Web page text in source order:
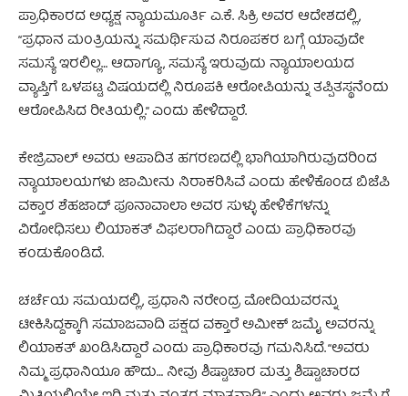
ಪ್ರಾಧಿಕಾರದ ಅಧ್ಯಕ್ಷ ನ್ಯಾಯಮೂರ್ತಿ ಎ.ಕೆ. ಸಿಕ್ರಿ ಅವರ ಆದೇಶದಲ್ಲಿ,
“ಪ್ರಧಾನ ಮಂತ್ರಿಯನ್ನು ಸಮರ್ಥಿಸುವ ನಿರೂಪಕರ ಬಗ್ಗೆ ಯಾವುದೇ
ಸಮಸ್ಯೆ ಇರಲಿಲ್ಲ… ಆದಾಗ್ಯೂ, ಸಮಸ್ಯೆ ಇರುವುದು ನ್ಯಾಯಾಲಯದ
ವ್ಯಾಪ್ತಿಗೆ ಒಳಪಟ್ಟ ವಿಷಯದಲ್ಲಿ ನಿರೂಪಕಿ ಆರೋಪಿಯನ್ನು ತಪ್ಪಿತಸ್ಥನೆಂದು
ಆರೋಪಿಸಿದ ರೀತಿಯಲ್ಲಿ.” ಎಂದು ಹೇಳಿದ್ದಾರೆ.
ಕೇಜ್ರಿವಾಲ್‌ ಅವರು ಆಪಾದಿತ ಹಗರಣದಲ್ಲಿ ಭಾಗಿಯಾಗಿರುವುದರಿಂದ
ನ್ಯಾಯಾಲಯಗಳು ಜಾಮೀನು ನಿರಾಕರಿಸಿವೆ ಎಂದು ಹೇಳಿಕೊಂಡ ಬಿಜೆಪಿ
ವಕ್ತಾರ ಶೆಹಜಾದ್ ಪೂನಾವಾಲಾ ಅವರ ಸುಳ್ಳು ಹೇಳಿಕೆಗಳನ್ನು
ವಿರೋಧಿಸಲು ಲಿಯಾಕತ್ ವಿಫಲರಾಗಿದ್ದಾರೆ ಎಂದು ಪ್ರಾಧಿಕಾರವು
ಕಂಡುಕೊಂಡಿದೆ.
ಚರ್ಚೆಯ ಸಮಯದಲ್ಲಿ, ಪ್ರಧಾನಿ ನರೇಂದ್ರ ಮೋದಿಯವರನ್ನು
ಟೀಕಿಸಿದ್ದಕ್ಕಾಗಿ ಸಮಾಜವಾದಿ ಪಕ್ಷದ ವಕ್ತಾರೆ ಅಮೀಕ್ ಜಮೈ ಅವರನ್ನು
ಲಿಯಾಕತ್ ಖಂಡಿಸಿದ್ದಾರೆ ಎಂದು ಪ್ರಾಧಿಕಾರವು ಗಮನಿಸಿದೆ. “ಅವರು
ನಿಮ್ಮ ಪ್ರಧಾನಿಯೂ ಹೌದು… ನೀವು ಶಿಷ್ಟಾಚಾರ ಮತ್ತು ಶಿಷ್ಟಾಚಾರದ